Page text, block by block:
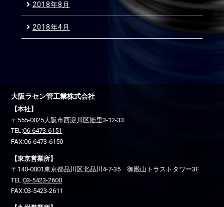
2018年8月
2018年4月
大阪ラセン管工業株式会社
【本社】
〒555-0025大阪市西淀川区姫里3-12-33
TEL:06-6473-6151
FAX:06-6473-6150
【東京営業所】
〒140-0001東京都品川区北品川4-7-35 御殿山トラストタワー3F
TEL:03-5423-2600
FAX:03-5423-2611